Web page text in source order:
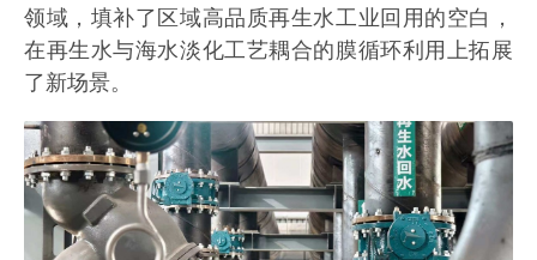
领域，填补了区域高品质再生水工业回用的空白，
在再生水与海水淡化工艺耦合的膜循环利用上拓展
了新场景。